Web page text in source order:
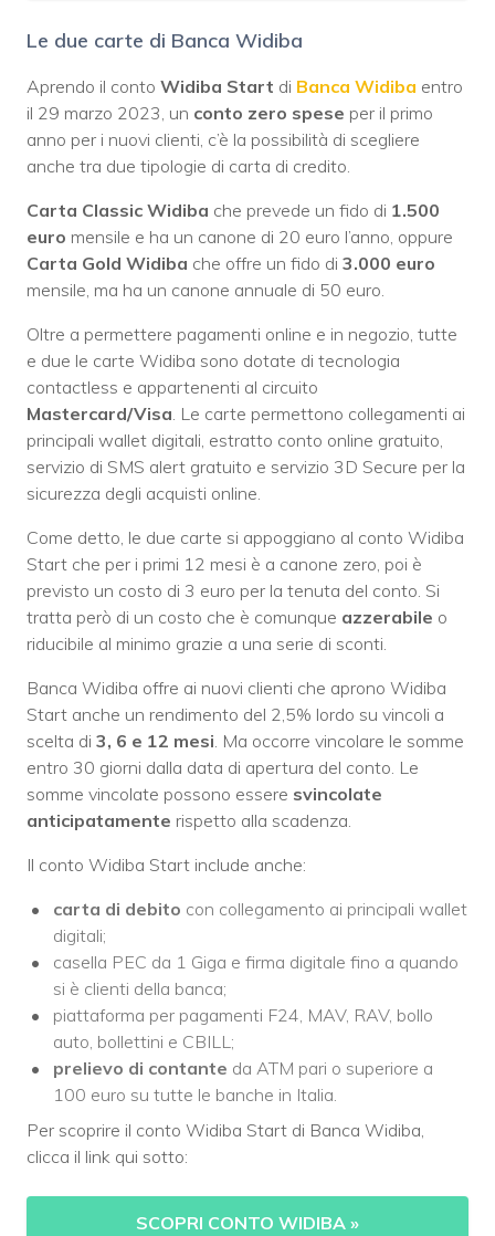
Le due carte di Banca Widiba
Aprendo il conto Widiba Start di Banca Widiba entro
il 29 marzo 2023, un conto zero spese per il primo
anno per i nuovi clienti, c’è la possibilità di scegliere
anche tra due tipologie di carta di credito.
Carta Classic Widiba che prevede un fido di 1.500
euro mensile e ha un canone di 20 euro l’anno, oppure
Carta Gold Widiba che offre un fido di 3.000 euro
mensile, ma ha un canone annuale di 50 euro.
Oltre a permettere pagamenti online e in negozio, tutte
e due le carte Widiba sono dotate di tecnologia
contactless e appartenenti al circuito
Mastercard/Visa . Le carte permettono collegamenti ai
principali wallet digitali, estratto conto online gratuito,
servizio di SMS alert gratuito e servizio 3D Secure per la
sicurezza degli acquisti online.
Come detto, le due carte si appoggiano al conto Widiba
Start che per i primi 12 mesi è a canone zero, poi è
previsto un costo di 3 euro per la tenuta del conto. Si
tratta però di un costo che è comunque azzerabile o
riducibile al minimo grazie a una serie di sconti.
Banca Widiba offre ai nuovi clienti che aprono Widiba
Start anche un rendimento del 2,5% lordo su vincoli a
scelta di 3, 6 e 12 mesi . Ma occorre vincolare le somme
entro 30 giorni dalla data di apertura del conto. Le
somme vincolate possono essere svincolate
anticipatamente rispetto alla scadenza.
Il conto Widiba Start include anche:
carta di debito con collegamento ai principali wallet
digitali;
casella PEC da 1 Giga e firma digitale fino a quando
si è clienti della banca;
piattaforma per pagamenti F24, MAV, RAV, bollo
auto, bollettini e CBILL;
prelievo di contante da ATM pari o superiore a
100 euro su tutte le banche in Italia.
Per scoprire il conto Widiba Start di Banca Widiba,
clicca il link qui sotto:
SCOPRI CONTO WIDIBA »